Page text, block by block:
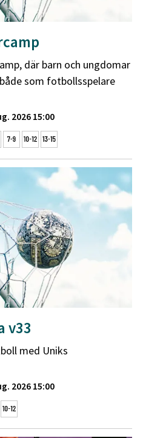
där barn och ungdomar
som fotbollsspelare
2026 15:00
v33
med Uniks
2026 15:00